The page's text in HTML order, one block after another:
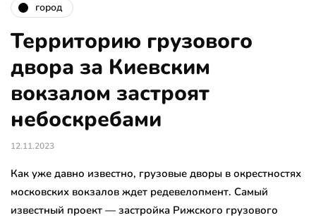
город
Территорию грузового
двора за Киевским
вокзалом застроят
небоскребами
12.11.2023
Как уже давно известно, грузовые дворы в окрестностях
московских вокзалов ждет редевелопмент. Самый
известный проект — застройка Рижского грузового